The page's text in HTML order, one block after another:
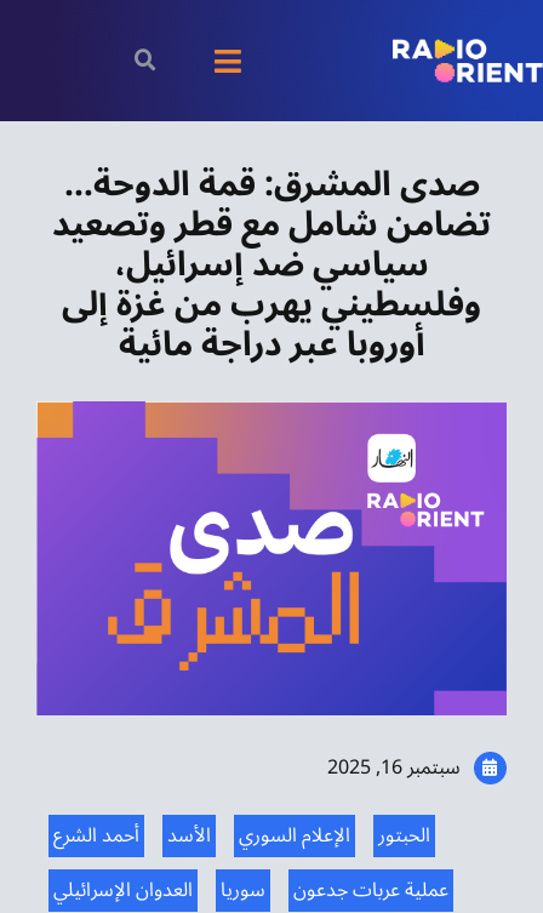
content
Toggle
Navigation
بودكاست
موسيقى الشرق
صدى المشرق: قمة الدوحة…
تضامن شامل مع قطر وتصعيد
سياسي ضد إسرائيل،
وفلسطيني يهرب من غزة إلى
أوروبا عبر دراجة مائية
سبتمبر 16, 2025
أحمد الشرع
الأسد الإعلام السوري
الحبتور
العدوان الإسرائيلي
سوريا
عملية عربات جدعون